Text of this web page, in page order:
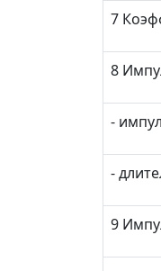
7
8
-
-
9